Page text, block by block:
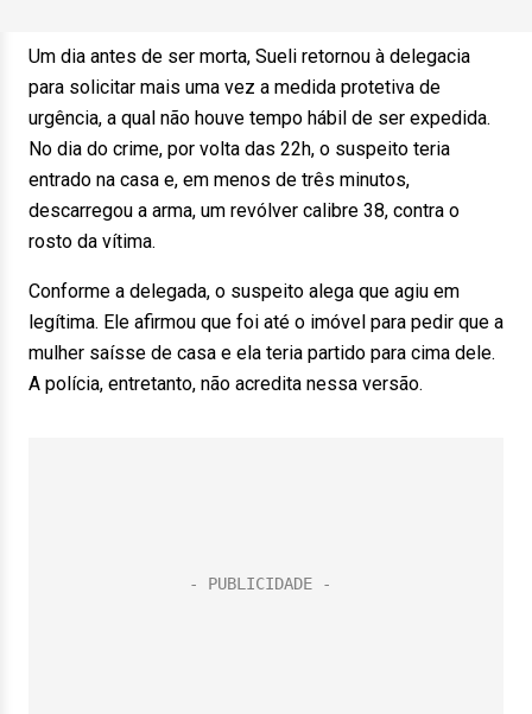
Um dia antes de ser morta, Sueli retornou à delegacia
para solicitar mais uma vez a medida protetiva de
urgência, a qual não houve tempo hábil de ser expedida.
No dia do crime, por volta das 22h, o suspeito teria
entrado na casa e, em menos de três minutos,
descarregou a arma, um revólver calibre 38, contra o
rosto da vítima.
Conforme a delegada, o suspeito alega que agiu em
legítima. Ele afirmou que foi até o imóvel para pedir que a
mulher saísse de casa e ela teria partido para cima dele.
A polícia, entretanto, não acredita nessa versão.